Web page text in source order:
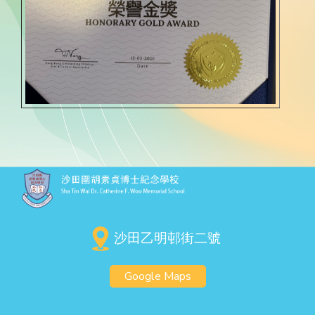
沙田乙明邨街二號
Google Maps